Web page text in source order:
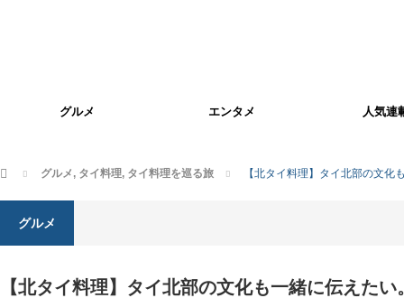
グルメ エンタメ 人気連
ホーム グルメ , タイ料理, タイ料理を巡る旅 【北タイ料理】タイ北部の文
グルメ
【北タイ料理】タイ北部の文化も一緒に伝えた